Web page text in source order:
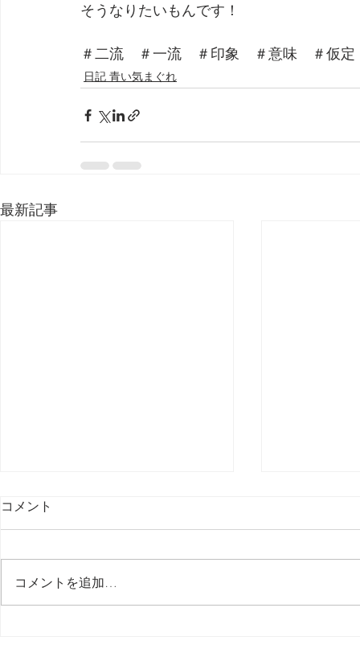
そうなりたいもんです！
＃二流　＃一流　＃印象　＃意味　＃仮
日記 青い気まぐれ
最新記事
最後の日記です
コメント
コメントを追加…